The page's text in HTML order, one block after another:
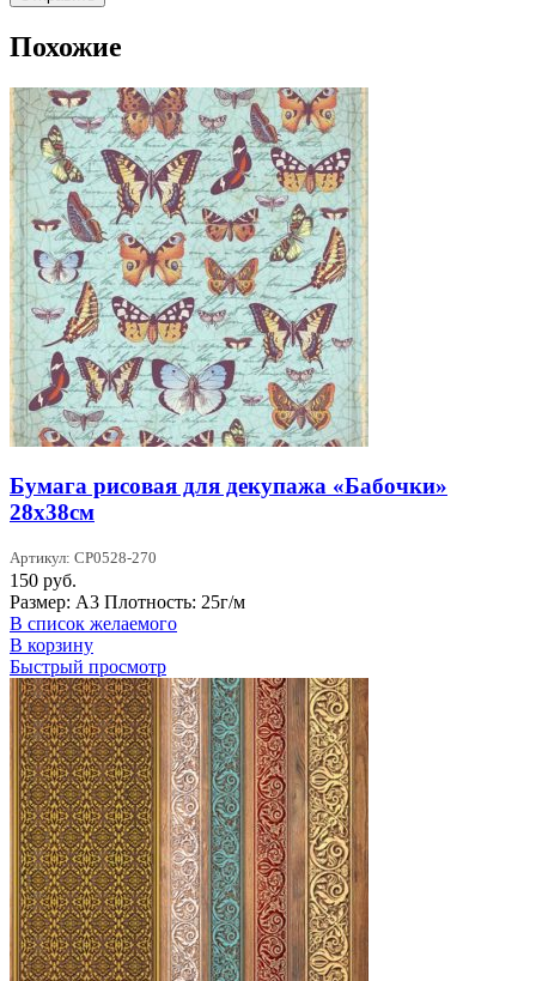
Похожие
Бумага рисовая для декупажа «Бабочки»
28х38см
Артикул: CP0528-270
150 руб.
Размер: А3 Плотность: 25г/м
В список желаемого
В корзину
Быстрый просмотр